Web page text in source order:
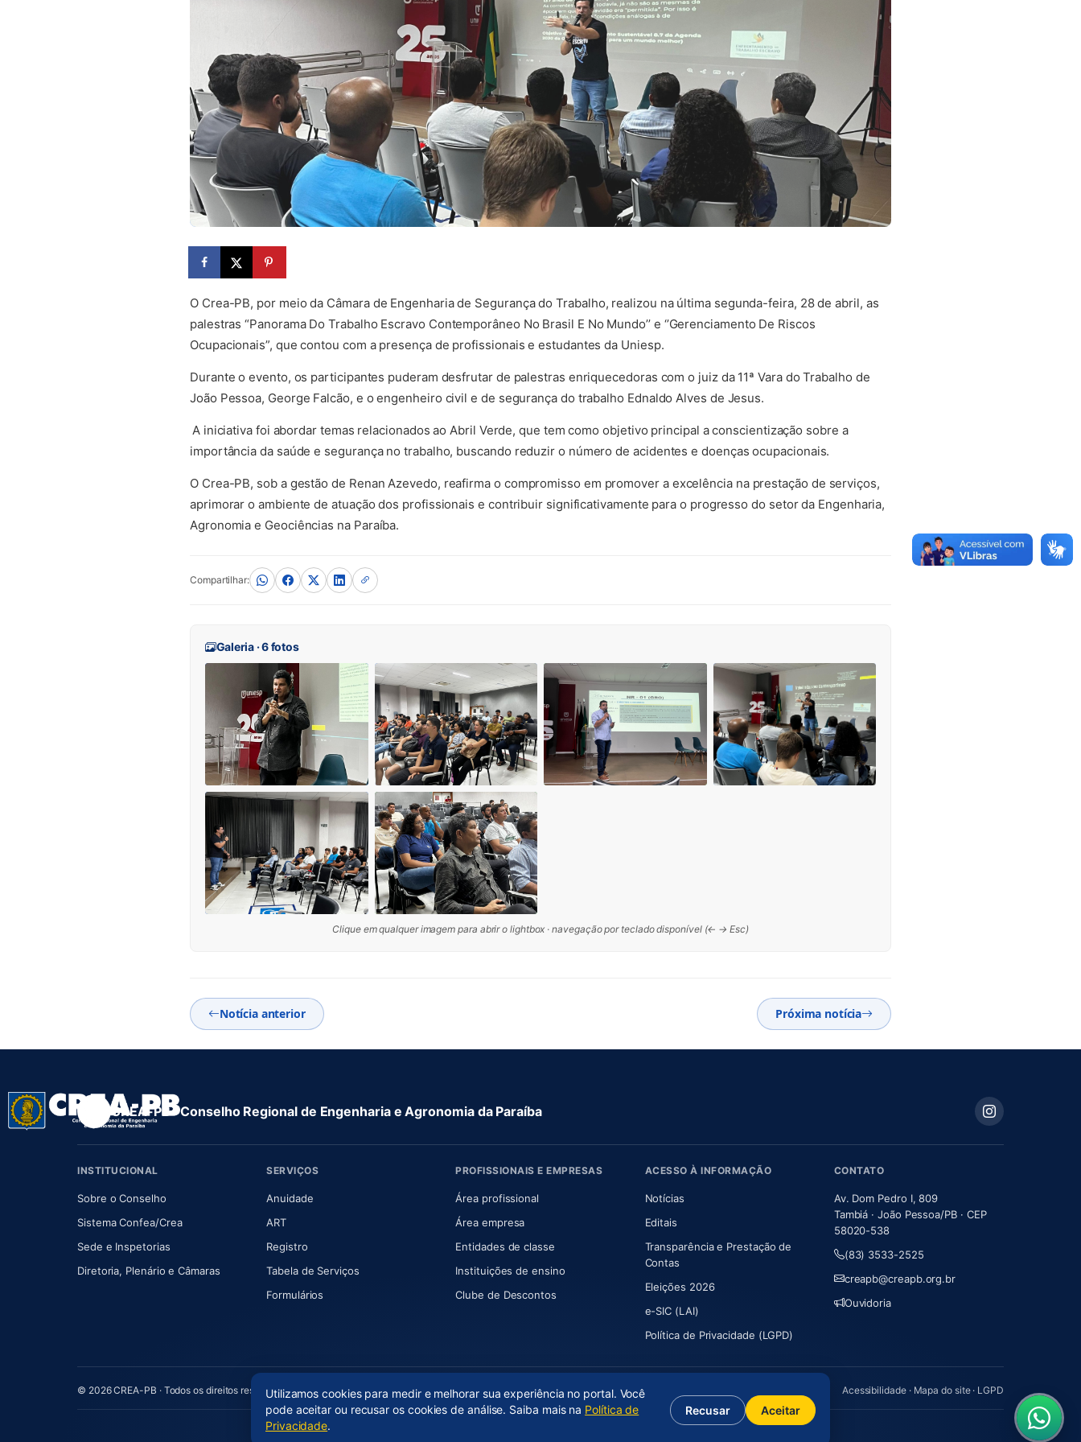
O Crea-PB, por meio da Câmara de Engenharia de Segurança do Trabalho, realizou na última segunda-feira, 28 de abril, as
palestras “Panorama Do Trabalho Escravo Contemporâneo No Brasil E No Mundo’’ e ‘’Gerenciamento De Riscos
Ocupacionais”, que contou com a presença de profissionais e estudantes da Uniesp.
Durante o evento, os participantes puderam desfrutar de palestras enriquecedoras com o juiz da 11ª Vara do Trabalho de
João Pessoa, George Falcão, e o engenheiro civil e de segurança do trabalho Ednaldo Alves de Jesus.
A iniciativa foi abordar temas relacionados ao Abril Verde, que tem como objetivo principal a conscientização sobre a
importância da saúde e segurança no trabalho, buscando reduzir o número de acidentes e doenças ocupacionais.
O Crea-PB, sob a gestão de Renan Azevedo, reafirma o compromisso em promover a excelência na prestação de serviços,
aprimorar o ambiente de atuação dos profissionais e contribuir significativamente para o progresso do setor da Engenharia,
Agronomia e Geociências na Paraíba.
Compartilhar:
Galeria · 6 fotos
Clique em qualquer imagem para abrir o lightbox · navegação por teclado disponível (← → Esc)
Notícia anterior Próxima notícia
CREA-PB · Conselho Regional de Engenharia e Agronomia da Paraíba
INSTITUCIONAL
Sobre o Conselho(abre em nova aba)
Sistema Confea/Crea(abre em nova aba)
Sede e Inspetorias
Diretoria, Plenário e Câmaras(abre em nova aba)
SERVIÇOS
Anuidade(abre em nova aba)
ART(abre em nova aba)
Registro
Tabela de Serviços
Formulários
PROFISSIONAIS E EMPRESAS
Área profissional
Área empresa
Entidades de classe
Instituições de ensino
Clube de Descontos
ACESSO À INFORMAÇÃO
Notícias
Editais
Transparência e Prestação de
Contas
Eleições 2026
e-SIC (LAI)
Política de Privacidade (LGPD)
CONTATO
Av. Dom Pedro I, 809
Tambiá · João Pessoa/PB · CEP
58020-538
(83) 3533-2525
creapb@creapb.org.br
Ouvidoria
© 2026 CREA-PB · Todos os direitos reservados Acessibilidade· Mapa do site· LGPD
(abre em nova aba)
Utilizamos cookies para medir e melhorar sua experiência no portal. Você
pode aceitar ou recusar os cookies de análise. Saiba mais na Política de
Privacidade.
Recusar Aceitar